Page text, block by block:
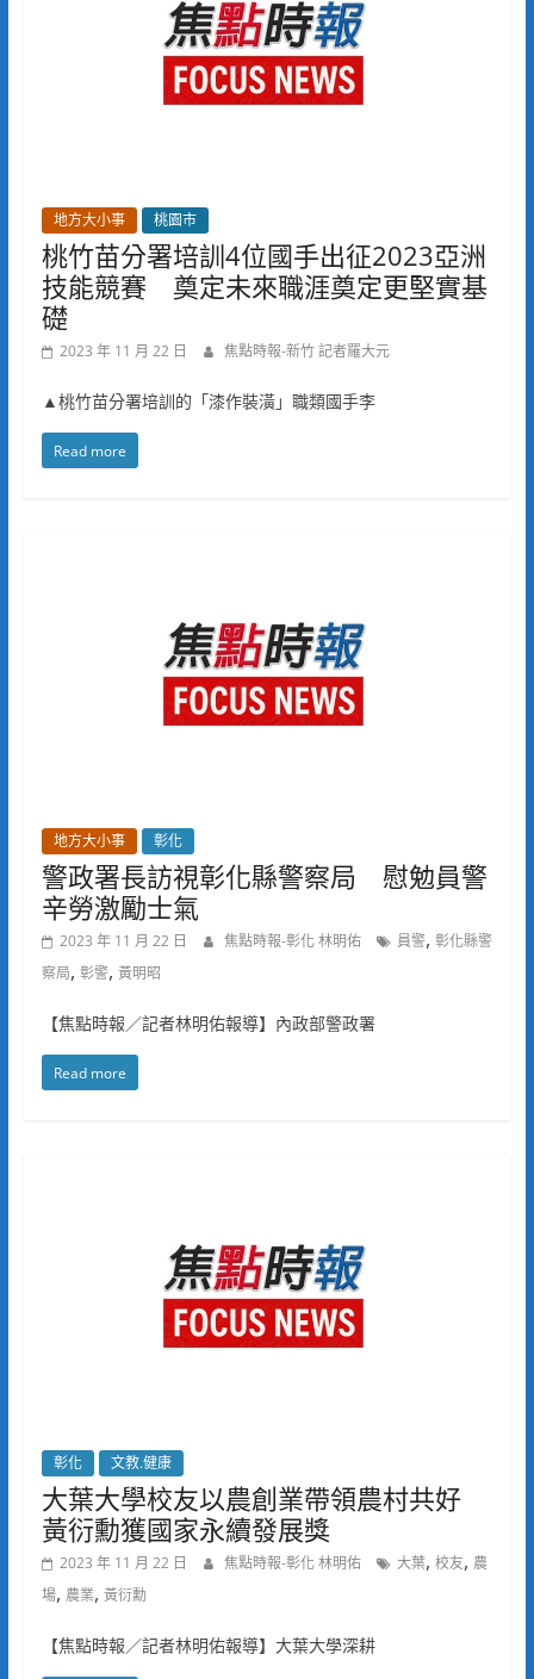
地方大小事 桃園市
桃竹苗分署培訓4位國手出征2023亞洲
技能競賽 奠定未來職涯奠定更堅實基
礎
2023 年 11 月 22 日 焦點時報-新竹 記者羅大元
▲桃竹苗分署培訓的「漆作裝潢」職類國手李
Read more
地方大小事 彰化
警政署長訪視彰化縣警察局 慰勉員警
辛勞激勵士氣
2023 年 11 月 22 日 焦點時報-彰化 林明佑 員警, 彰化縣警
察局, 彰警, 黃明昭
【焦點時報／記者林明佑報導】內政部警政署
Read more
彰化 文教.健康
大葉大學校友以農創業帶領農村共好
黃衍勳獲國家永續發展獎
2023 年 11 月 22 日 焦點時報-彰化 林明佑 大葉, 校友, 農
場, 農業, 黃衍勳
【焦點時報／記者林明佑報導】大葉大學深耕